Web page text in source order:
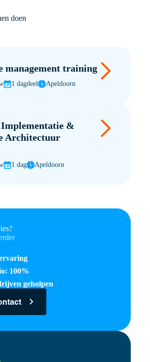
doen
management training
1 dagdeel Apeldoorn
Implementatie &
Architectuur
1 dag Apeldoorn
100%
geholpen